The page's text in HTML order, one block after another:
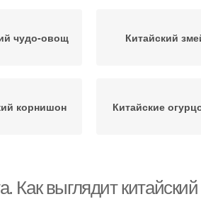
чудо-овощ Китайский
корнишон Китайские
Как выглядит